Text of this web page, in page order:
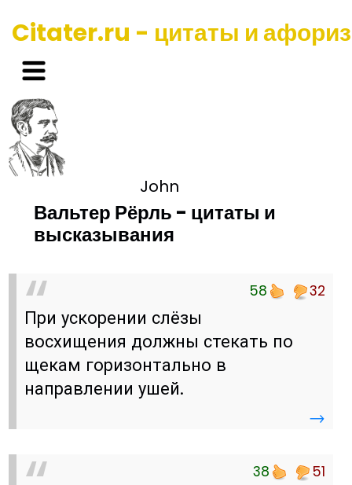
Citater.ru - цитаты и
John
Вальтер Рёрль - цитаты и
высказывания
58 32
При ускорении слёзы
восхищения должны стекать по
щекам горизонтально в
направлении ушей.
→
38 51